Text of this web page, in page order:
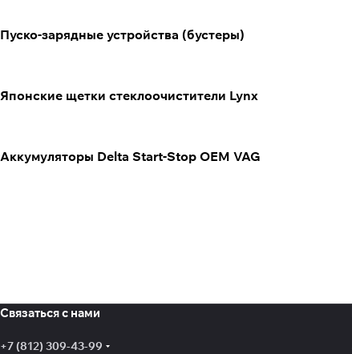
Пуско-зарядные устройства (бустеры)
Японские щетки стеклоочистители Lynx
Аккумуляторы Delta Start-Stop OEM VAG
Связаться с нами
+7 (812) 309-43-99